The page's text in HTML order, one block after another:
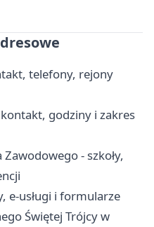
telefony, rejony
godziny i zakres
Zawodowego - szkoły,
e-usługi i formularze
Świętej Trójcy w